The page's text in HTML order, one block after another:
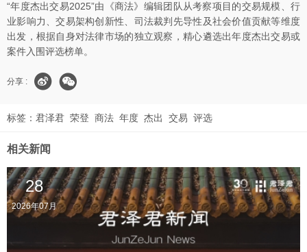
“年度杰出交易2025”由《商法》编辑团队从考察项目的交易规模、行
业影响力、交易架构创新性、司法裁判先导性及社会价值贡献等维度
出发，根据自身对法律市场的独立观察，精心遴选出年度杰出交易或
案件入围评选榜单。
分享 :
标签： 君泽君 荣登 商法 年度 杰出 交易 评选
相关新闻
28
2026年07月